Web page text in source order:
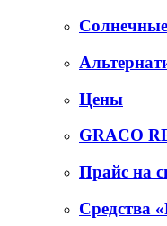
Цены
GRACO
Прайс на
Средства